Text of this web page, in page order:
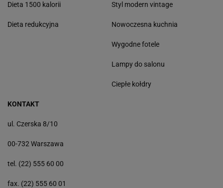
Dieta 1500 kalorii
Dieta redukcyjna
Styl modern vintage
Nowoczesna kuchnia
Wygodne fotele
Lampy do salonu
Ciepłe kołdry
KONTAKT
ul. Czerska 8/10
00-732 Warszawa
tel. (22) 555 60 00
fax. (22) 555 60 01